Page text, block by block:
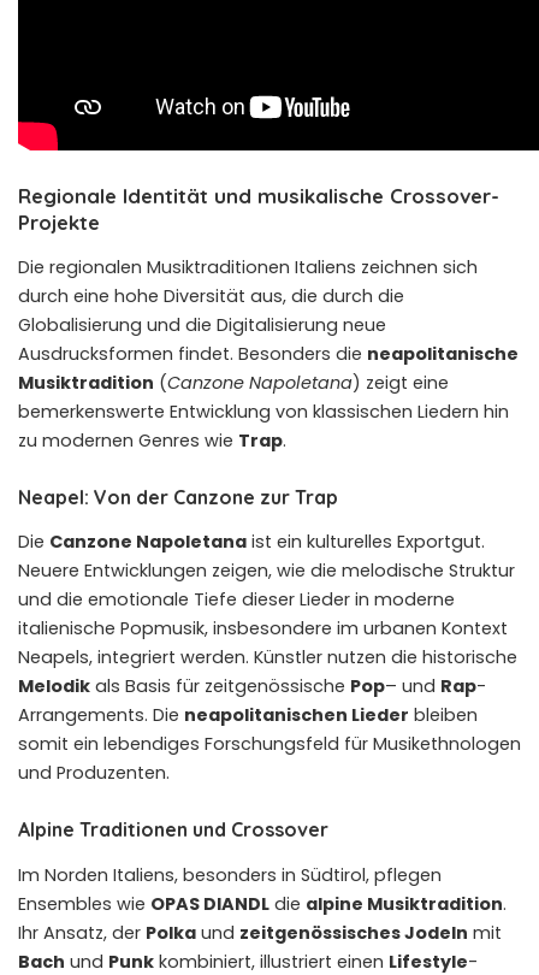
Regionale Identität und musikalische Crossover-
Projekte
Die regionalen Musiktraditionen Italiens zeichnen sich
durch eine hohe Diversität aus, die durch die
Globalisierung und die Digitalisierung neue
Ausdrucksformen findet. Besonders die neapolitanische
Musiktradition (Canzone Napoletana) zeigt eine
bemerkenswerte Entwicklung von klassischen Liedern hin
zu modernen Genres wie Trap.
Neapel: Von der Canzone zur Trap
Die Canzone Napoletana ist ein kulturelles Exportgut.
Neuere Entwicklungen zeigen, wie die melodische Struktur
und die emotionale Tiefe dieser Lieder in moderne
italienische Popmusik, insbesondere im urbanen Kontext
Neapels, integriert werden. Künstler nutzen die historische
Melodik als Basis für zeitgenössische Pop– und Rap-
Arrangements. Die neapolitanischen Lieder bleiben
somit ein lebendiges Forschungsfeld für Musikethnologen
und Produzenten.
Alpine Traditionen und Crossover
Im Norden Italiens, besonders in Südtirol, pflegen
Ensembles wie OPAS DIANDL die alpine Musiktradition.
Ihr Ansatz, der Polka und zeitgenössisches Jodeln mit
Bach und Punk kombiniert, illustriert einen Lifestyle-